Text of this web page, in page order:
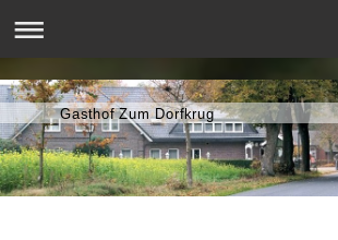
Gasthof Zum Dorfkrug